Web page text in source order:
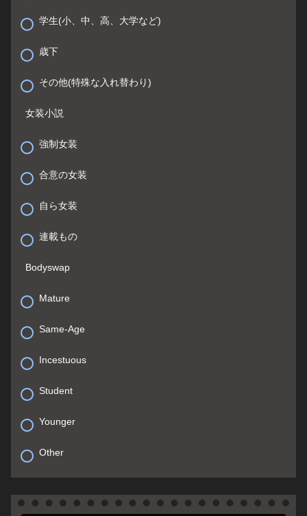
学生(小、中、高、大学など)
歳下
その他(特殊な入れ替わり)
女装小説
強制女装
合意の女装
自ら女装
連載もの
Bodyswap
Mature
Same-Age
Incestuous
Student
Younger
Other